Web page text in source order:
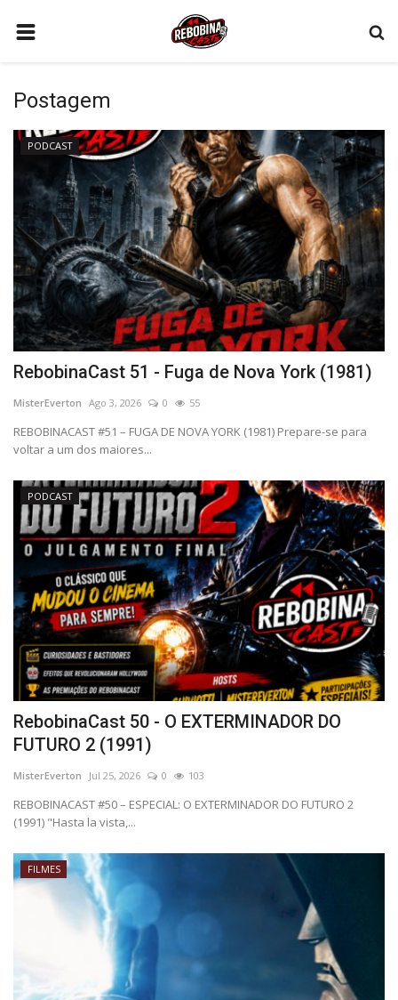
PODCAST
FILMES
CONTATO
SÉRIES
GAMES
QUEM SOMOS
CONECTE-SE
REGISTO
Postagem
PODCAST
RebobinaCast 51 - Fuga de Nova York (1981)
MisterEverton Ago 3, 2026 0 55
REBOBINACAST #51 – FUGA DE NOVA YORK (1981) Prepare-se para
voltar a um dos maiores...
PODCAST
RebobinaCast 50 - O EXTERMINADOR DO
FUTURO 2 (1991)
MisterEverton Jul 25, 2026 0 103
REBOBINACAST #50 – ESPECIAL: O EXTERMINADOR DO FUTURO 2
(1991) "Hasta la vista,...
FILMES